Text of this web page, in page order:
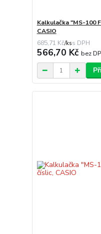
Kalkulačka "MS-100
CASIO
685,71 Kč/ks
566,70 Kč bez